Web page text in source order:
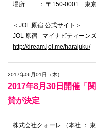
場所 ： 〒150-0001 東京
＜JOL 原宿 公式サイト＞
JOL 原宿 - マイナビティーン
http://dream.jol.me/harajuku/
2017年06月01日（木）
2017年8月30日開催「
賛が決定
株式会社クォーレ （本社 ：